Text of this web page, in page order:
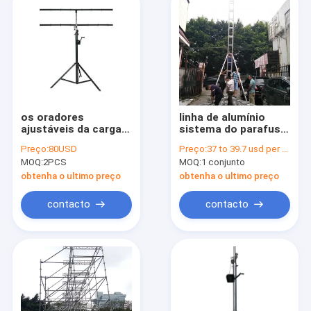
os oradores
ajustáveis da carga
que iluminam o fardo
dos suportes do
fardo/DJ estão 2
medidores de altura
Preço:80USD
MOQ:2PCS
obtenha o ultimo preço
contacto
linha de alumínio
sistema do parafuso
fardo do orador da
disposição para sons
Preço:37 to 39.7 usd per meter
MOQ:1 conjunto
obtenha o ultimo preço
contacto